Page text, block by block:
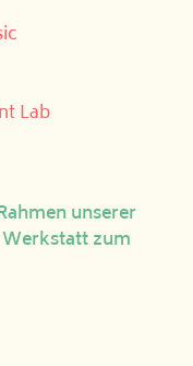
Lab
unserer
zum